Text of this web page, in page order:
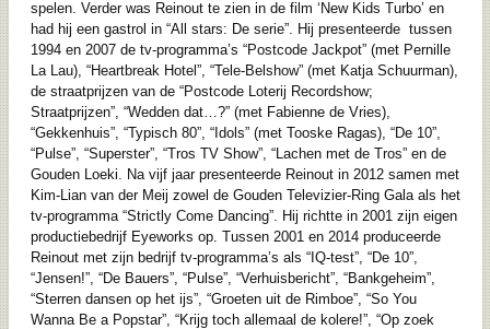
spelen. Verder was Reinout te zien in de film ‘New Kids Turbo’ en
had hij een gastrol in “All stars: De serie”. Hij presenteerde tussen
1994 en 2007 de tv-programma’s “Postcode Jackpot” (met Pernille
La Lau), “Heartbreak Hotel”, “Tele-Belshow” (met Katja Schuurman),
de straatprijzen van de “Postcode Loterij Recordshow;
Straatprijzen”, “Wedden dat…?” (met Fabienne de Vries),
“Gekkenhuis”, “Typisch 80”, “Idols” (met Tooske Ragas), “De 10”,
“Pulse”, “Superster”, “Tros TV Show”, “Lachen met de Tros” en de
Gouden Loeki. Na vijf jaar presenteerde Reinout in 2012 samen met
Kim-Lian van der Meij zowel de Gouden Televizier-Ring Gala als het
tv-programma “Strictly Come Dancing”. Hij richtte in 2001 zijn eigen
productiebedrijf Eyeworks op. Tussen 2001 en 2014 produceerde
Reinout met zijn bedrijf tv-programma’s als “IQ-test”, “De 10”,
“Jensen!”, “De Bauers”, “Pulse”, “Verhuisbericht”, “Bankgeheim”,
“Sterren dansen op het ijs”, “Groeten uit de Rimboe”, “So You
Wanna Be a Popstar”, “Krijg toch allemaal de kolere!”, “Op zoek